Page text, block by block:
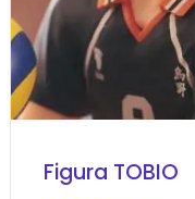
Figura TOBIO